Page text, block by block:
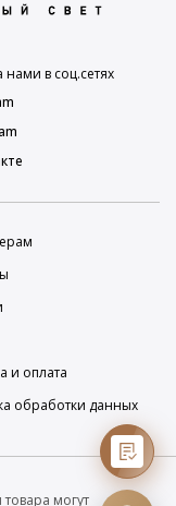
нами в соц.сетях
и оплата
обработки данных
могут